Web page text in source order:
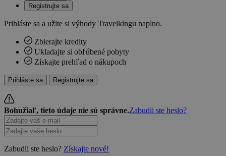
Registrujte sa
Prihláste sa a užite si výhody Travelkingu naplno.
Zbierajte kredity
Ukladajte si obľúbené pobyty
Získajte prehľad o nákupoch
Prihláste sa Registrujte sa
Bohužiaľ, tieto údaje nie sú správne.Zabudli ste heslo?
Zabudli ste heslo? Získajte nové!